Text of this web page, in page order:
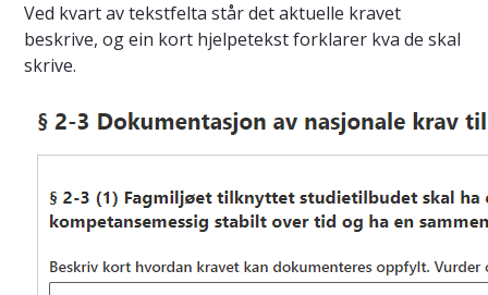
Ved kvart av tekstfelta står det aktuelle kravet
beskrive, og ein kort hjelpetekst forklarer kva de skal
skrive.